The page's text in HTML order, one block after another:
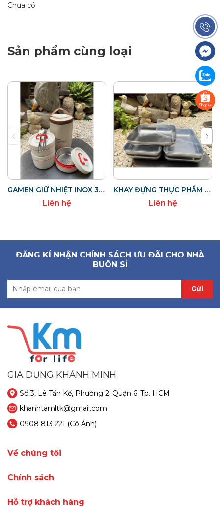
Chưa có
Sản phẩm cùng loại
GAMEN GIỮ NHIỆT INOX 304 KÈM TÚI ĐỰNG
Liên hệ
KHAY ĐỰNG THỰC PHẨM INOX CÓ NẮP NHỰA TRONG
Liên hệ
ĐĂNG KÍ NHẬN CHÍNH SÁCH ƯU ĐÃI CHO NHÀ
BUÔN SỈ
Gửi
GIA DỤNG KHÁNH MINH
Số 3, Lê Tấn Kế, Phường 2, Quận 6, Tp. HCM
khanhtamltk@gmail.com
0908 813 221 (Cô Ánh)
Về chúng tôi
Chính sách
Hỗ trợ khách hàng